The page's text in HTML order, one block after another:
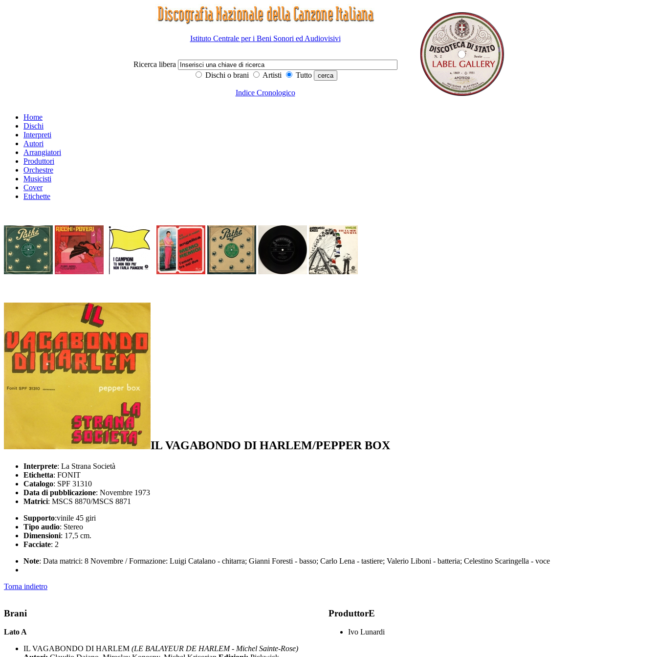
Istituto Centrale per i Beni Sonori ed Audiovisivi
Ricerca libera
Dischi o brani
Artisti Tutto
Indice Cronologico
Home
Dischi
Interpreti
Autori
Arrangiatori
Produttori
Orchestre
Musicisti
Cover
Etichette
IL VAGABONDO DI HARLEM/PEPPER BOX
Interprete: La Strana Società
Etichetta: FONIT
Catalogo: SPF 31310
Data di pubblicazione: Novembre 1973
Matrici: MSCS 8870/MSCS 8871
Supporto:vinile 45 giri
Tipo audio: Stereo
Dimensioni: 17,5 cm.
Facciate: 2
Note: Data matrici: 8 Novembre / Formazione: Luigi Catalano - chitarra; Gianni Foresti - basso; Carlo Lena - tastiere; Valerio Liboni - batteria; Celestino Scaringella - voce
Torna indietro
Brani
Lato A
IL VAGABONDO DI HARLEM (LE BALAYEUR DE HARLEM - Michel Sainte-Rose)
ProduttorE
Ivo Lunardi